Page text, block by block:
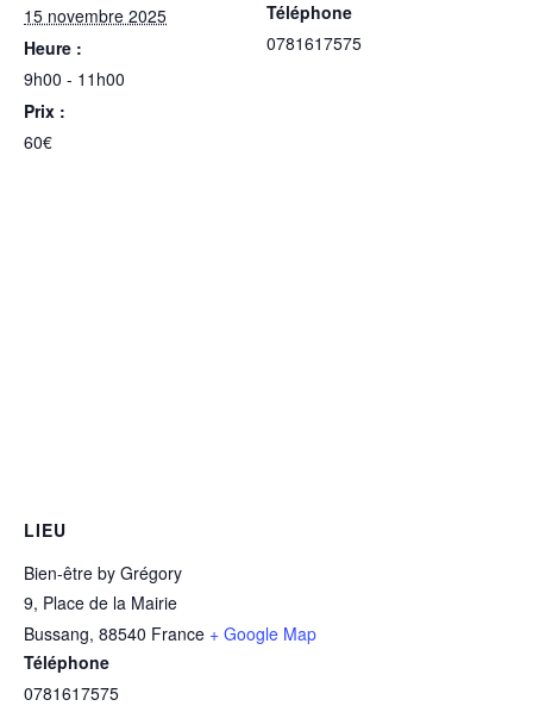
15 novembre 2025
Heure :
9h00 - 11h00
Prix :
60€
Téléphone
0781617575
LIEU
Bien-être by Grégory
9, Place de la Mairie
Bussang, 88540 France + Google Map
Téléphone
0781617575